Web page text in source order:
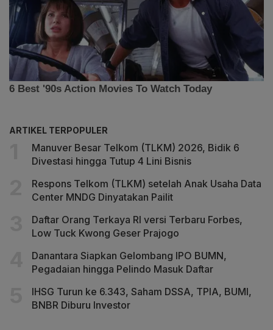
ARTIKEL TERPOPULER
Manuver Besar Telkom (TLKM) 2026, Bidik 6
Divestasi hingga Tutup 4 Lini Bisnis
Respons Telkom (TLKM) setelah Anak Usaha Data
Center MNDG Dinyatakan Pailit
Daftar Orang Terkaya RI versi Terbaru Forbes,
Low Tuck Kwong Geser Prajogo
Danantara Siapkan Gelombang IPO BUMN,
Pegadaian hingga Pelindo Masuk Daftar
IHSG Turun ke 6.343, Saham DSSA, TPIA, BUMI,
BNBR Diburu Investor